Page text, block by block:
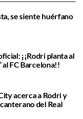
se siente huérfano
¡¡Rodri planta al
al FC Barcelona!!
acerca a Rodri y
del Real